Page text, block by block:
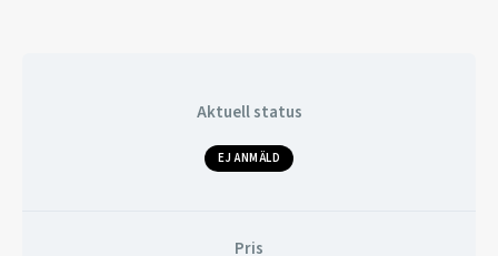
Aktuell status
EJ ANMÄLD
Pris